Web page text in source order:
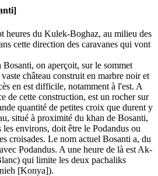
heures du Kulek-Boghaz, au milieu des
cette direction des caravanes qui vont
on aperçoit, sur le sommet
château construit en marbre noir et
en est difficile, notamment à l'est. A
de cette construction, est un rocher sur
quantité de petites croix que durent y
situé à proximité du khan de Bosanti,
les environs, doit être le Podandus ou
croisades. Le nom actuel Bosanti a, du
Podandus. A une heure de là est Ak-
qui limite les deux pachaliks
[Konya]).